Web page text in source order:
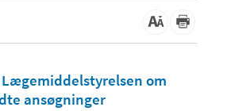
om
ansøgninger